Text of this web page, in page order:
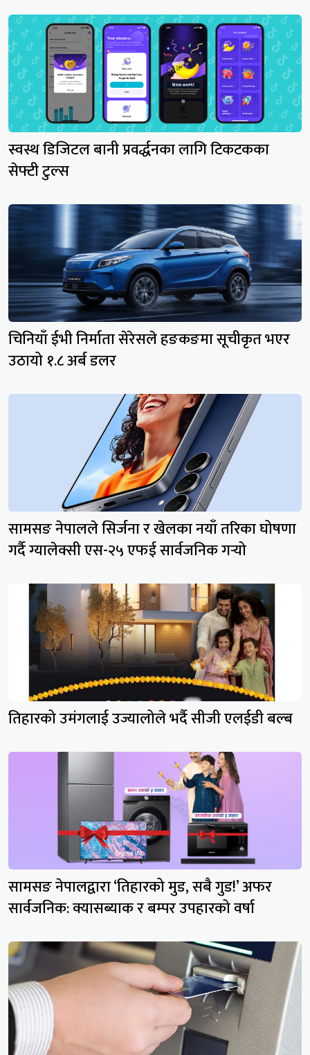
स्वस्थ डिजिटल बानी प्रवर्द्धनका लागि टिकटकका
सेफ्टी टुल्स
चिनियाँ ईभी निर्माता सेरेसले हङकङमा सूचीकृत भएर
उठायो १.८ अर्ब डलर
सामसङ नेपालले सिर्जना र खेलका नयाँ तरिका घोषणा
गर्दै ग्यालेक्सी एस-२५ एफई सार्वजनिक गर्‍यो
तिहारको उमंगलाई उज्यालोले भर्दै सीजी एलईडी बल्ब
सामसङ नेपालद्वारा ‘तिहारको मुड, सबै गुड!’ अफर
सार्वजनिक: क्यासब्याक र बम्पर उपहारको वर्षा